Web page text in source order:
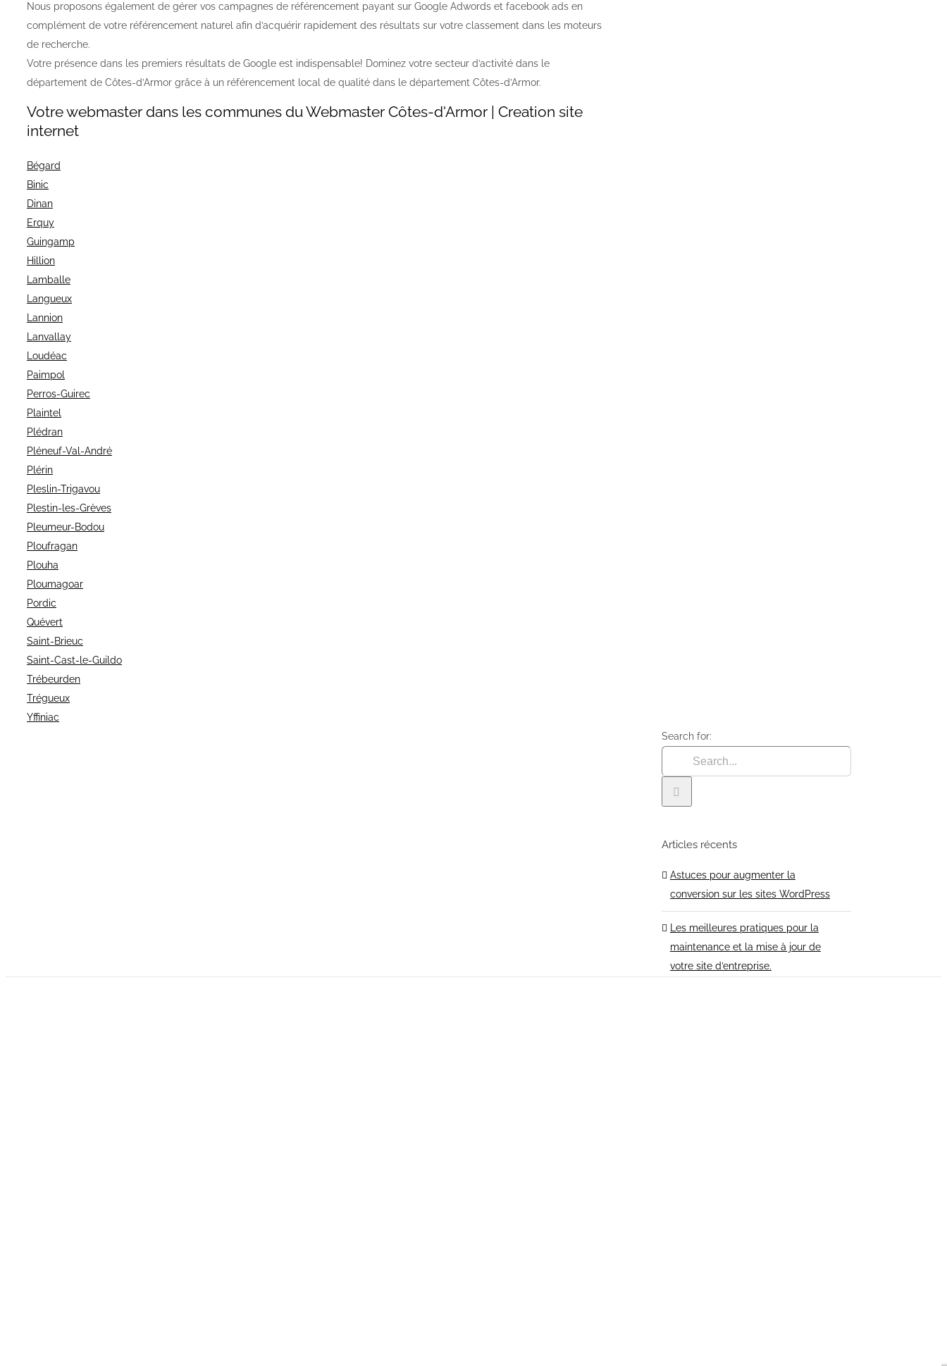
Nous proposons également de gérer vos campagnes de référencement payant sur Google Adwords et facebook ads en
complément de votre référencement naturel afin d’acquérir rapidement des résultats sur votre classement dans les moteurs
de recherche.
Votre présence dans les premiers résultats de Google est indispensable! Dominez votre secteur d’activité dans le
département de Côtes-d’Armor grâce à un référencement local de qualité dans le département Côtes-d’Armor.
Votre webmaster dans les communes du Webmaster Côtes-d'Armor | Creation site
internet
Bégard
Binic
Dinan
Erquy
Guingamp
Hillion
Lamballe
Langueux
Lannion
Lanvallay
Loudéac
Paimpol
Perros-Guirec
Plaintel
Plédran
Pléneuf-Val-André
Plérin
Pleslin-Trigavou
Plestin-les-Grèves
Pleumeur-Bodou
Ploufragan
Plouha
Ploumagoar
Pordic
Quévert
Saint-Brieuc
Saint-Cast-le-Guildo
Trébeurden
Trégueux
Yffiniac
Search for:
Articles récents
Astuces pour augmenter la
conversion sur les sites WordPress
Les meilleures pratiques pour la
maintenance et la mise à jour de
votre site d’entreprise.